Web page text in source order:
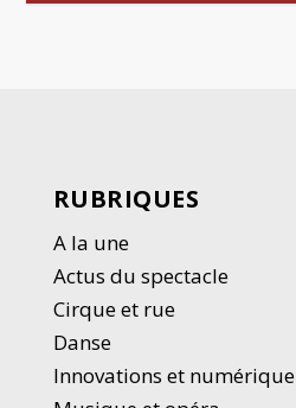
RUBRIQUES
A la une
Actus du spectacle
Cirque et rue
Danse
Innovations et numérique